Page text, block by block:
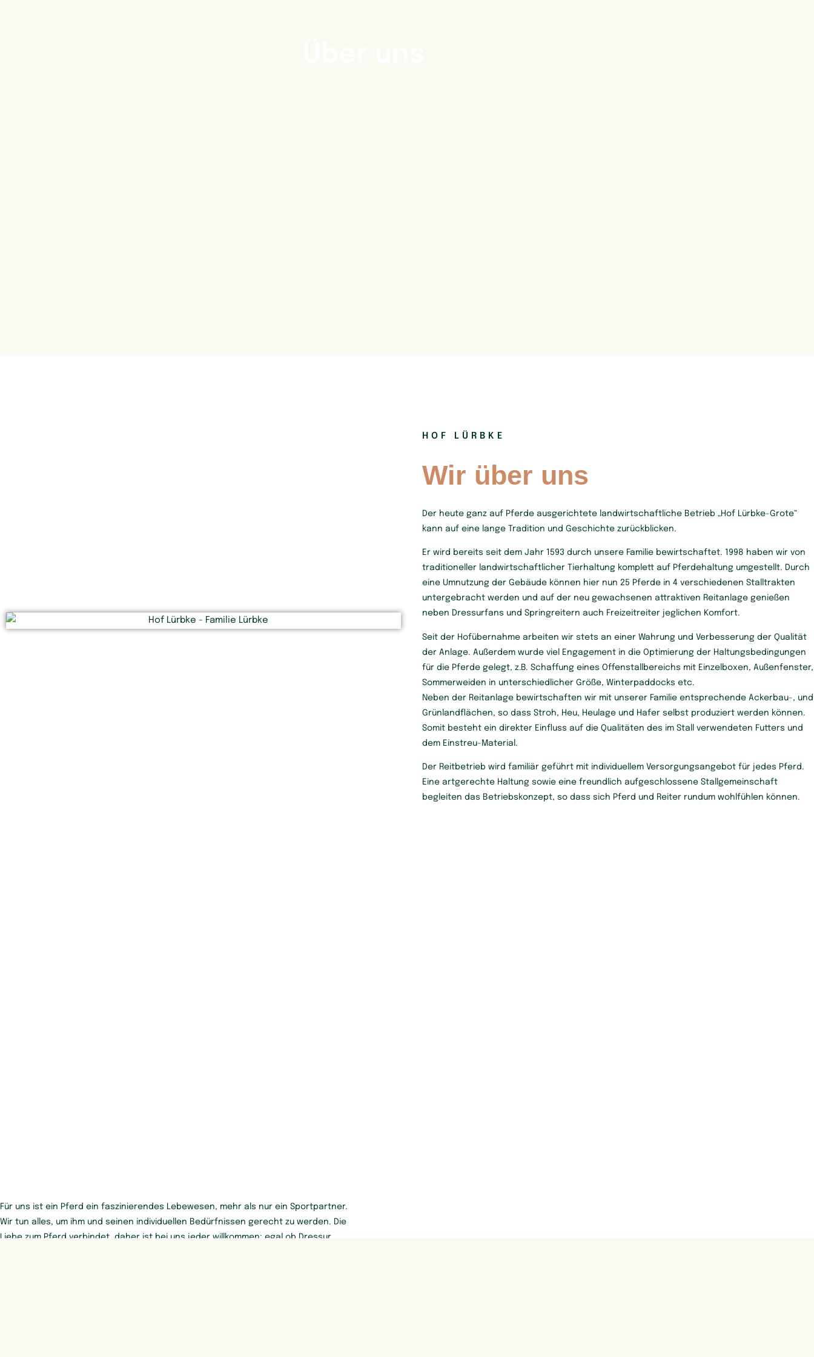
HOF LÜRBKE
Wir über uns
Der heute ganz auf Pferde ausgerichtete landwirtschaftliche Betrieb „Hof Lürbke-Grote“
kann auf eine lange Tradition und Geschichte zurückblicken.
Er wird bereits seit dem Jahr 1593 durch unsere Familie bewirtschaftet. 1998 haben wir von
traditioneller landwirtschaftlicher Tierhaltung komplett auf Pferdehaltung umgestellt. Durch
eine Umnutzung der Gebäude können hier nun 25 Pferde in 4 verschiedenen Stalltrakten
untergebracht werden und auf der neu gewachsenen attraktiven Reitanlage genießen
neben Dressurfans und Springreitern auch Freizeitreiter jeglichen Komfort.
Seit der Hofübernahme arbeiten wir stets an einer Wahrung und Verbesserung der Qualität
der Anlage. Außerdem wurde viel Engagement in die Optimierung der Haltungsbedingungen
für die Pferde gelegt, z.B. Schaffung eines Offenstallbereichs mit Einzelboxen, Außenfenster,
Sommerweiden in unterschiedlicher Größe, Winterpaddocks etc.
Neben der Reitanlage bewirtschaften wir mit unserer Familie entsprechende Ackerbau-, und
Grünlandflächen, so dass Stroh, Heu, Heulage und Hafer selbst produziert werden können.
Somit besteht ein direkter Einfluss auf die Qualitäten des im Stall verwendeten Futters und
dem Einstreu-Material.
Der Reitbetrieb wird familiär geführt mit individuellem Versorgungsangebot für jedes Pferd.
Eine artgerechte Haltung sowie eine freundlich aufgeschlossene Stallgemeinschaft
begleiten das Betriebskonzept, so dass sich Pferd und Reiter rundum wohlfühlen können.
Für uns ist ein Pferd ein faszinierendes Lebewesen, mehr als nur ein Sportpartner.
Wir tun alles, um ihm und seinen individuellen Bedürfnissen gerecht zu werden. Die
Liebe zum Pferd verbindet, daher ist bei uns jeder willkommen: egal ob Dressur,